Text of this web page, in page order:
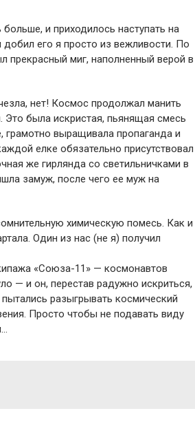
и приходилось наступать на
его я просто из вежливости. По
миг, наполненный верой в
нет! Космос продолжал манить
была искристая, пьянящая смесь
грамотно выращивала пропаганда и
елке обязательно присутствовал
же гирлянда со светильничками в
замуж, после чего ее муж на
химическую помесь. Как и
Один из нас (не я) получил
«Союза-11» — космонавтов
— и он, перестав радужно искриться,
разыгрывать космический
Просто чтобы не подавать виду